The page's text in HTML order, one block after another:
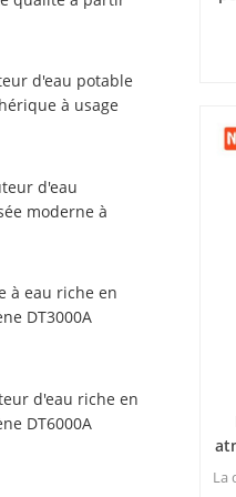
d'eau potable
à usage
d'eau
moderne à
à eau riche en
DT3000A
d'eau riche en
DT6000A
La